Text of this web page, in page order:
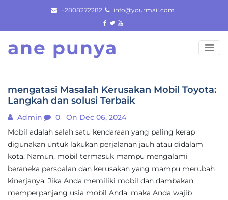
content
+2808272282 info@yourmail.com
ane punya
mengatasi Masalah Kerusakan Mobil Toyota:
Langkah dan solusi Terbaik
Admin 0
On Dec 06, 2024
Mobil adalah salah satu kendaraan yang paling kerap
digunakan untuk lakukan perjalanan jauh atau didalam
kota. Namun, mobil termasuk mampu mengalami
beraneka persoalan dan kerusakan yang mampu merubah
kinerjanya. Jika Anda memiliki mobil dan dambakan
memperpanjang usia mobil Anda, maka Anda wajib